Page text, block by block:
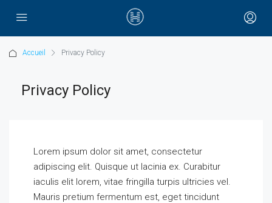
Accueil Privacy Policy
Privacy Policy
Lorem ipsum dolor sit amet, consectetur
adipiscing elit. Quisque ut lacinia ex. Curabitur
iaculis elit lorem, vitae fringilla turpis ultricies vel.
Mauris pretium fermentum est, eget tincidunt